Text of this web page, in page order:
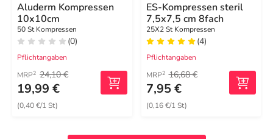
Aluderm Kompressen
10x10cm
50 St Kompressen
(0)
Pflichtangaben
MRP2 24,10 €
19,99 €
(0,40 €/1 St)
ES-Kompressen steril
7,5x7,5 cm 8fach
25X2 St Kompressen
(4)
Pflichtangaben
MRP2 16,68 €
7,95 €
(0,16 €/1 St)